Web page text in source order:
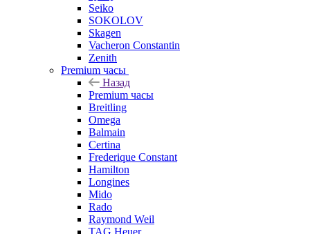
Seiko
SOKOLOV
Skagen
Vacheron Constantin
Zenith
Premium часы
Назад
Premium часы
Breitling
Omega
Balmain
Certina
Frederique Constant
Hamilton
Longines
Mido
Rado
Raymond Weil
TAG Heuer